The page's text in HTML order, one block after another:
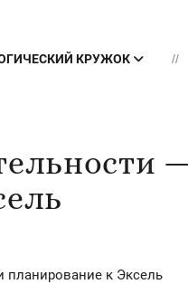
КРУЖОК
планирование к Эксель